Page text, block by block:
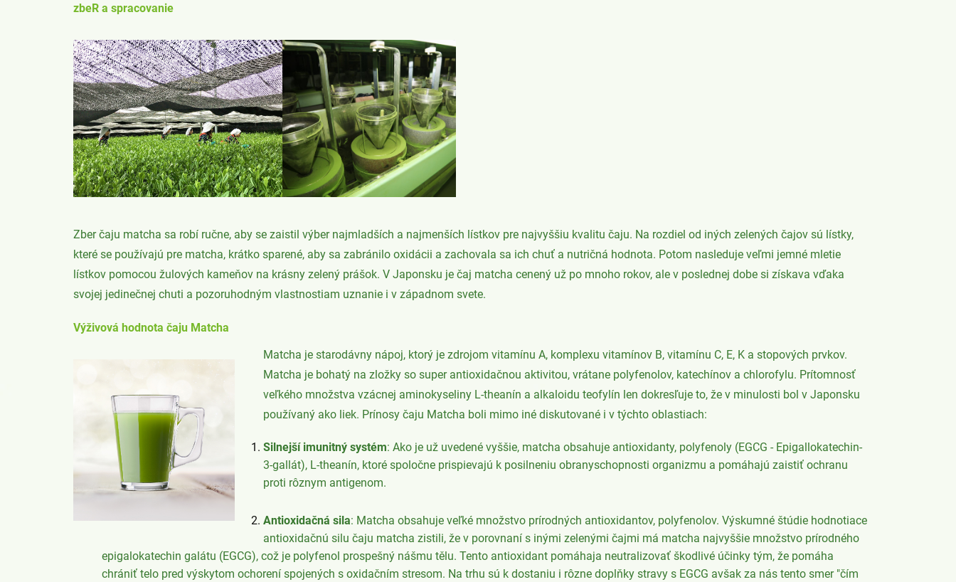
zbeR a spracovanie
Zber čaju matcha sa robí ručne, aby se zaistil výber najmladších a najmenších lístkov pre najvyššiu kvalitu čaju. Na rozdiel od iných zelených čajov sú lístky,
které se používajú pre matcha, krátko sparené, aby sa zabránilo oxidácii a zachovala sa ich chuť a nutričná hodnota. Potom nasleduje veľmi jemné mletie
lístkov pomocou žulových kameňov na krásny zelený prášok. V Japonsku je čaj matcha cenený už po mnoho rokov, ale v poslednej dobe si získava vďaka
svojej jedinečnej chuti a pozoruhodným vlastnostiam uznanie i v západnom svete.
Výživová hodnota čaju Matcha
Matcha je starodávny nápoj, ktorý je zdrojom vitamínu A, komplexu vitamínov B, vitamínu C, E, K a stopových prvkov.
Matcha je bohatý na zložky so super antioxidačnou aktivitou, vrátane polyfenolov, katechínov a chlorofylu. Prítomnosť
veľkého množstva vzácnej aminokyseliny L-theanín a alkaloidu teofylín len dokresľuje to, že v minulosti bol v Japonsku
používaný ako liek. Prínosy čaju Matcha boli mimo iné diskutované i v týchto oblastiach:
Silnejší imunitný systém: Ako je už uvedené vyššie, matcha obsahuje antioxidanty, polyfenoly (EGCG - Epigallokatechin-
3-gallát), L-theanín, ktoré spoločne prispievajú k posilneniu obranyschopnosti organizmu a pomáhajú zaistiť ochranu
proti rôznym antigenom.
Antioxidačná sila: Matcha obsahuje veľké množstvo prírodných antioxidantov, polyfenolov. Výskumné štúdie hodnotiace
antioxidačnú silu čaju matcha zistili, že v porovnaní s inými zelenými čajmi má matcha najvyššie množstvo prírodného
epigalokatechin galátu (EGCG), což je polyfenol prospešný nášmu tělu. Tento antioxidant pomáhaja neutralizovať škodlivé účinky tým, že pomáha
chrániť telo pred výskytom ochorení spojených s oxidačním stresom. Na trhu sú k dostaniu i rôzne doplňky stravy s EGCG avšak za nás tento smer "čím